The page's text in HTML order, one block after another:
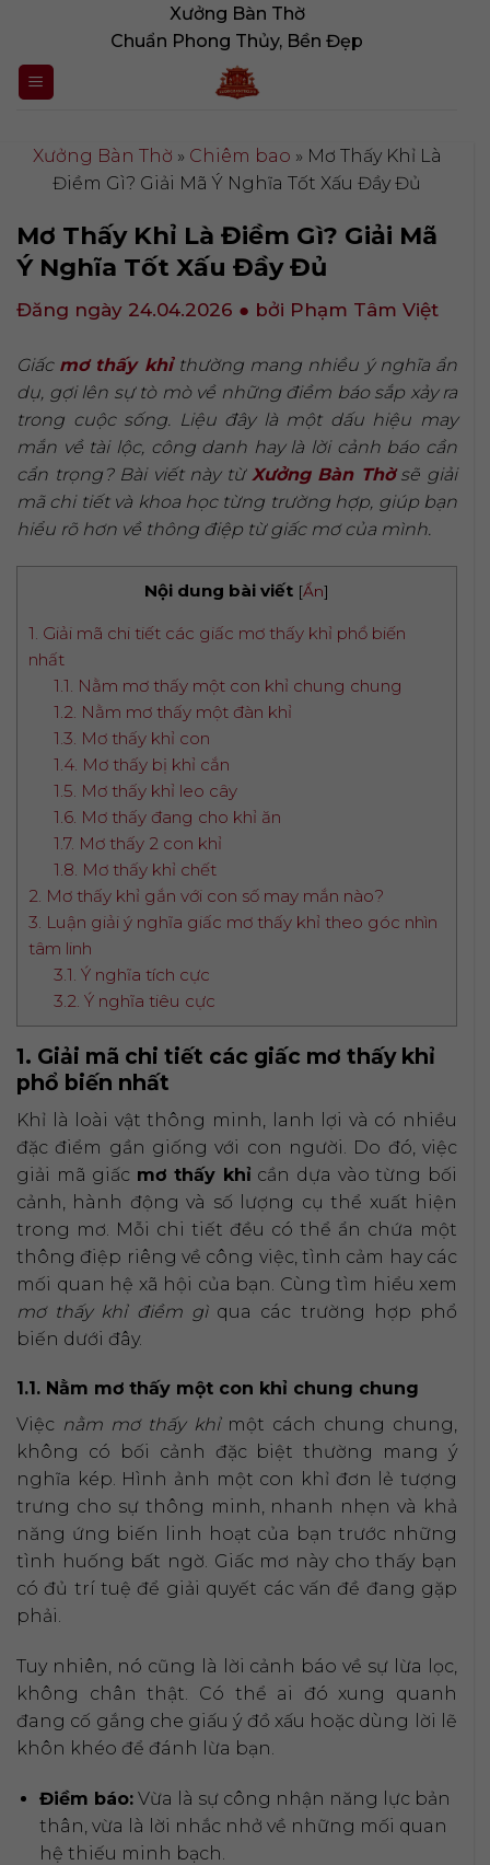
nội
dung
Xưởng Bàn Thờ
Chuẩn Phong Thủy, Bền Đẹp
Xưởng Bàn Thờ » Chiêm bao » Mơ Thấy Khỉ Là
Điềm Gì? Giải Mã Ý Nghĩa Tốt Xấu Đầy Đủ
Mơ Thấy Khỉ Là Điềm Gì? Giải Mã
Ý Nghĩa Tốt Xấu Đầy Đủ
Đăng ngày 24.04.2026 ● bởi Phạm Tâm Việt
Giấc mơ thấy khỉthường mang nhiều ý nghĩa ẩn
dụ, gợi lên sự tò mò về những điềm báo sắp xảy ra
trong cuộc sống. Liệu đây là một dấu hiệu may
mắn về tài lộc, công danh hay là lời cảnh báo cần
cẩn trọng? Bài viết này từ Xưởng Bàn Thờsẽ giải
mã chi tiết và khoa học từng trường hợp, giúp bạn
hiểu rõ hơn về thông điệp từ giấc mơ của mình.
Nội dung bài viết [Ẩn]
1. Giải mã chi tiết các giấc mơ thấy khỉ phổ biến
nhất
1.1. Nằm mơ thấy một con khỉ chung chung
1.2. Nằm mơ thấy một đàn khỉ
1.3. Mơ thấy khỉ con
1.4. Mơ thấy bị khỉ cắn
1.5. Mơ thấy khỉ leo cây
1.6. Mơ thấy đang cho khỉ ăn
1.7. Mơ thấy 2 con khỉ
1.8. Mơ thấy khỉ chết
2. Mơ thấy khỉ gắn với con số may mắn nào?
3. Luận giải ý nghĩa giấc mơ thấy khỉ theo góc nhìn
tâm linh
3.1. Ý nghĩa tích cực
3.2. Ý nghĩa tiêu cực
1. Giải mã chi tiết các giấc mơ thấy khỉ
phổ biến nhất
Khỉ là loài vật thông minh, lanh lợi và có nhiều
đặc điểm gần giống với con người. Do đó, việc
giải mã giấc mơ thấy khỉ cần dựa vào từng bối
cảnh, hành động và số lượng cụ thể xuất hiện
trong mơ. Mỗi chi tiết đều có thể ẩn chứa một
thông điệp riêng về công việc, tình cảm hay các
mối quan hệ xã hội của bạn. Cùng tìm hiểu xem
mơ thấy khỉ điềm gìqua các trường hợp phổ
biến dưới đây.
1.1. Nằm mơ thấy một con khỉ chung chung
Việc nằm mơ thấy khỉmột cách chung chung,
không có bối cảnh đặc biệt thường mang ý
nghĩa kép. Hình ảnh một con khỉ đơn lẻ tượng
trưng cho sự thông minh, nhanh nhẹn và khả
năng ứng biến linh hoạt của bạn trước những
tình huống bất ngờ. Giấc mơ này cho thấy bạn
có đủ trí tuệ để giải quyết các vấn đề đang gặp
phải.
Tuy nhiên, nó cũng là lời cảnh báo về sự lừa lọc,
không chân thật. Có thể ai đó xung quanh
đang cố gắng che giấu ý đồ xấu hoặc dùng lời lẽ
khôn khéo để đánh lừa bạn.
Điềm báo:Vừa là sự công nhận năng lực bản
thân, vừa là lời nhắc nhở về những mối quan
hệ thiếu minh bạch.